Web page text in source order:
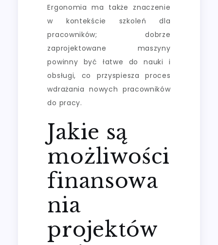
Ergonomia ma także znaczenie
w kontekście szkoleń dla
pracowników; dobrze
zaprojektowane maszyny
powinny być łatwe do nauki i
obsługi, co przyspiesza proces
wdrażania nowych pracowników
do pracy.
Jakie są
możliwości
finansowa
nia
projektów